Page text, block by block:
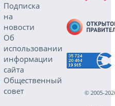
Подписка
на
новости
Об
использовании
информации
сайта
Общественный
совет
© 2005-